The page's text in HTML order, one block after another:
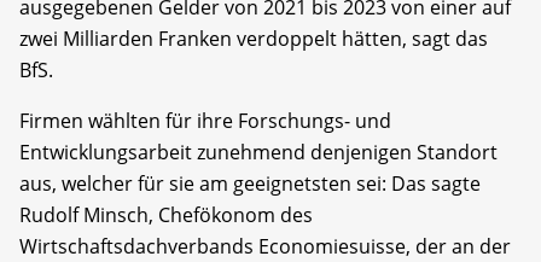
ausgegebenen Gelder von 2021 bis 2023 von einer auf
zwei Milliarden Franken verdoppelt hätten, sagt das
BfS.
Firmen wählten für ihre Forschungs- und
Entwicklungsarbeit zunehmend denjenigen Standort
aus, welcher für sie am geeignetsten sei: Das sagte
Rudolf Minsch, Chefökonom des
Wirtschaftsdachverbands Economiesuisse, der an der